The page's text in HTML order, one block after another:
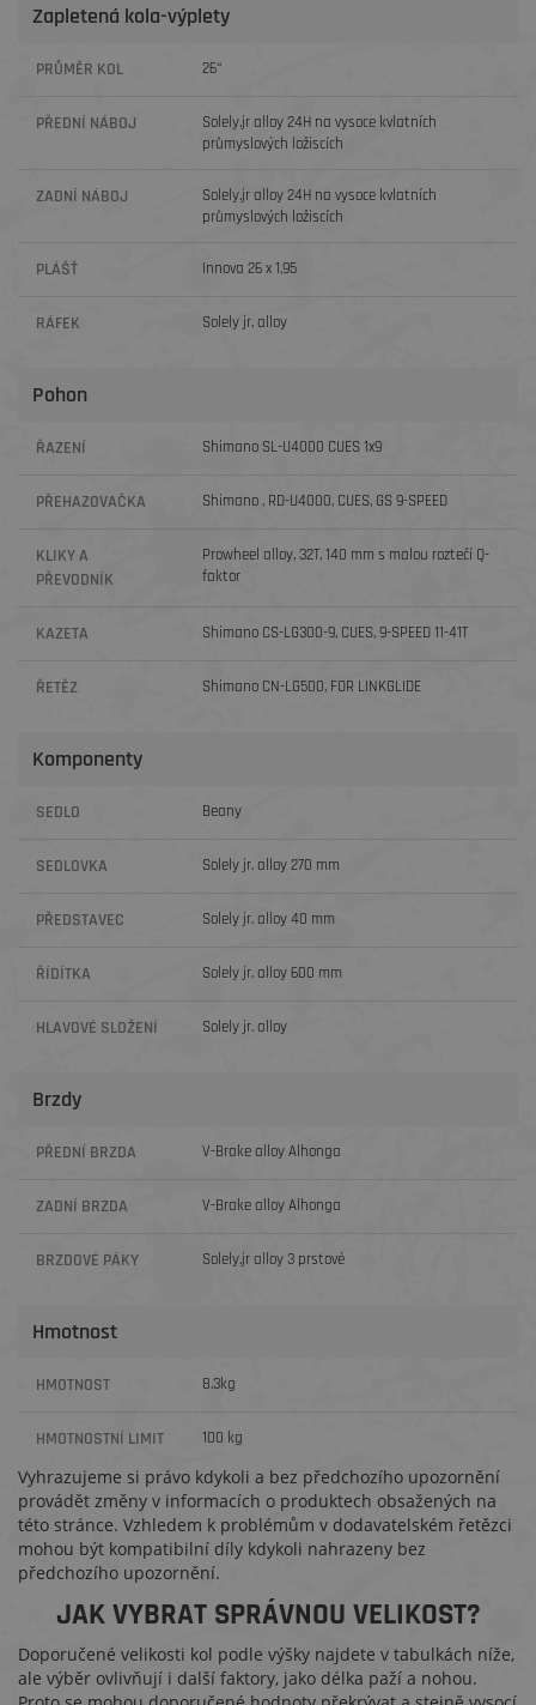
Zapletená kola-výplety
PRŮMĚR KOL 26“
PŘEDNÍ NÁBOJ
Solely.jr alloy 24H na vysoce kvlatních
průmyslových ložiscích
ZADNÍ NÁBOJ
Solely.jr alloy 24H na vysoce kvlatních
průmyslových ložiscích
PLÁŠŤ Innova 26 x 1,95
RÁFEK Solely jr. alloy
Pohon
ŘAZENÍ Shimano SL-U4000 CUES 1x9
PŘEHAZOVAČKA Shimano , RD-U4000, CUES, GS 9-SPEED
KLIKY A
PŘEVODNÍK
Prowheel alloy, 32T, 140 mm s malou roztečí Q-
faktor
KAZETA Shimano CS-LG300-9, CUES, 9-SPEED 11-41T
ŘETĚZ Shimano CN-LG500, FOR LINKGLIDE
Komponenty
SEDLO Beany
SEDLOVKA Solely jr. alloy 270 mm
PŘEDSTAVEC Solely jr. alloy 40 mm
ŘÍDÍTKA Solely jr. alloy 600 mm
HLAVOVÉ SLOŽENÍ Solely jr. alloy
Brzdy
PŘEDNÍ BRZDA V-Brake alloy Alhonga
ZADNÍ BRZDA V-Brake alloy Alhonga
BRZDOVÉ PÁKY Solely.jr alloy 3 prstové
Hmotnost
HMOTNOST 8.3kg
HMOTNOSTNÍ LIMIT 100 kg
Vyhrazujeme si právo kdykoli a bez předchozího upozornění
provádět změny v informacích o produktech obsažených na
této stránce. Vzhledem k problémům v dodavatelském řetězci
mohou být kompatibilní díly kdykoli nahrazeny bez
předchozího upozornění.
JAK VYBRAT SPRÁVNOU VELIKOST?
Doporučené velikosti kol podle výšky najdete v tabulkách níže,
ale výběr ovlivňují i další faktory, jako délka paží a nohou.